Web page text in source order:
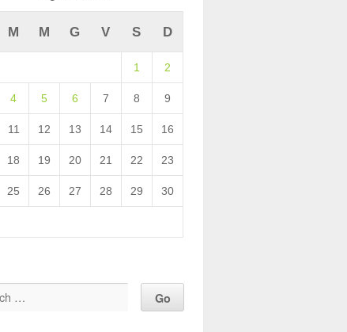
M M G V S D
1 2
4 5 6 7 8 9
11 12 13 14 15 16
18 19 20 21 22 23
25 26 27 28 29 30